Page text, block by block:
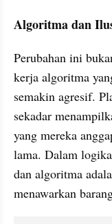
Algoritma dan
Perubahan ini
kerja algoritma
semakin agresif.
sekadar
yang mereka
lama. Dalam
dan algoritma
menawarkan